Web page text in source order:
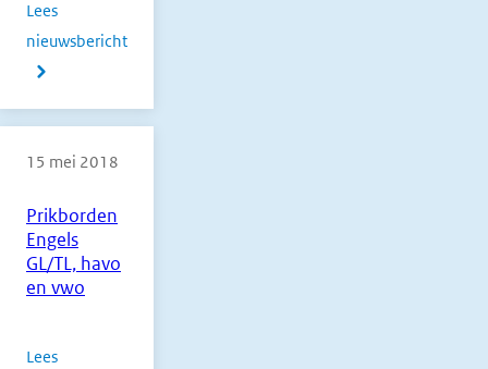
Lees
nieuwsbericht
over
en
1e
tijdvak
2018
Prikborden
Engels
GL/TL, havo
en vwo
15 mei 2018
Lees